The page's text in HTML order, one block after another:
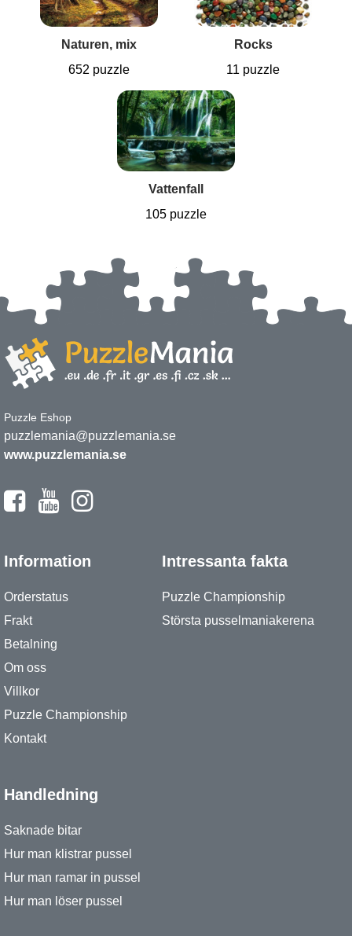
Naturen, mix
652 puzzle
Rocks
11 puzzle
Vattenfall
105 puzzle
Puzzle Eshop
puzzlemania@puzzlemania.se
www.puzzlemania.se
Information
Orderstatus
Frakt
Betalning
Om oss
Villkor
Puzzle Championship
Kontakt
Intressanta fakta
Puzzle Championship
Största pusselmaniakerena
Handledning
Saknade bitar
Hur man klistrar pussel
Hur man ramar in pussel
Hur man löser pussel